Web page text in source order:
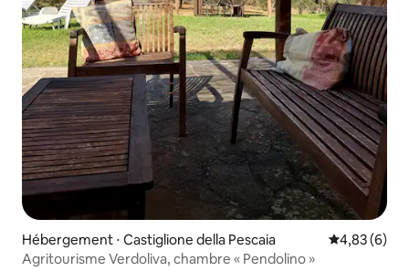
Hébergement ⋅ Castiglione della Pescaia Évaluation
4,83 (6)
Agritourisme Verdoliva, chambre « Pendolino »